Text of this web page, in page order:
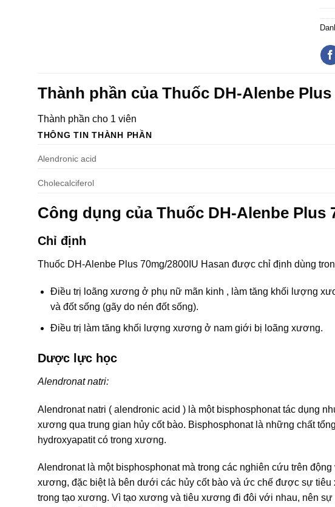
Thành phần của Thuốc DH-Alenbe Plus
Thành phần cho 1 viên
THÔNG TIN THÀNH PHẦN
Alendronic acid
Cholecalciferol
Công dụng của Thuốc DH-Alenbe Plus
Chỉ định
Thuốc DH-Alenbe Plus 70mg/2800IU Hasan được chỉ định dùng
Điều trị loãng xương ở phụ nữ mãn kinh , làm tăng khối lượng
và đốt sống (gãy do nén đốt sống).
Điều trị làm tăng khối lượng xương ở nam giới bị loãng xương.
Dược lực học
Alendronat natri:
Alendronat natri ( alendronic acid ) là một bisphosphonat tác dụng
xương qua trung gian hủy cốt bào. Bisphosphonat là những chất
hydroxyapatit có trong xương.
Alendronat là một bisphosphonat mà trong các nghiên cứu trên
xương, đặc biệt là bên dưới các hủy cốt bào và ức chế được sự
trong tạo xương. Vì tạo xương và tiêu xương đi đôi với nhau, nên